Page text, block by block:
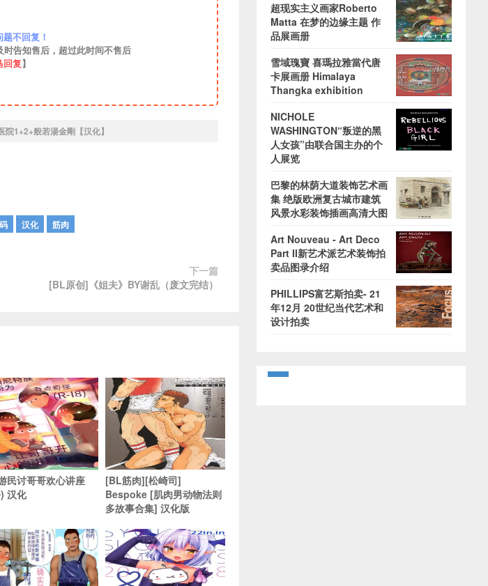
不回复！
时告知售后，超过此时间不售后
回复】
院1+2+般若湯金剛【汉化】
汉化 筋肉
下一篇
[BL原创]《姐夫》BY谢乱（废文完结）
民讨哥哥欢心讲座
汉化
[BL筋肉][松崎司]
Bespoke [肌肉男动物法则
多故事合集] 汉化版
超现实主义画家Roberto
Matta 在梦的边缘主题 作
品展画册
雪域瑰寶 喜瑪拉雅當代唐
卡展画册 Himalaya
Thangka exhibition
NICHOLE
WASHINGTON“叛逆的黑
人女孩”由联合国主办的个
人展览
巴黎的林荫大道装饰艺术画
集 绝版欧洲复古城市建筑
风景水彩装饰插画高清大图
Art Nouveau - Art Deco
Part II新艺术派艺术装饰拍
卖品图录介绍
PHILLIPS富艺斯拍卖- 21
年12月 20世纪当代艺术和
设计拍卖